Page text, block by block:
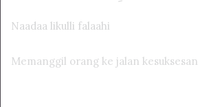
Naadaa likulli falaahi
Memanggil orang ke jalan kesuksesan